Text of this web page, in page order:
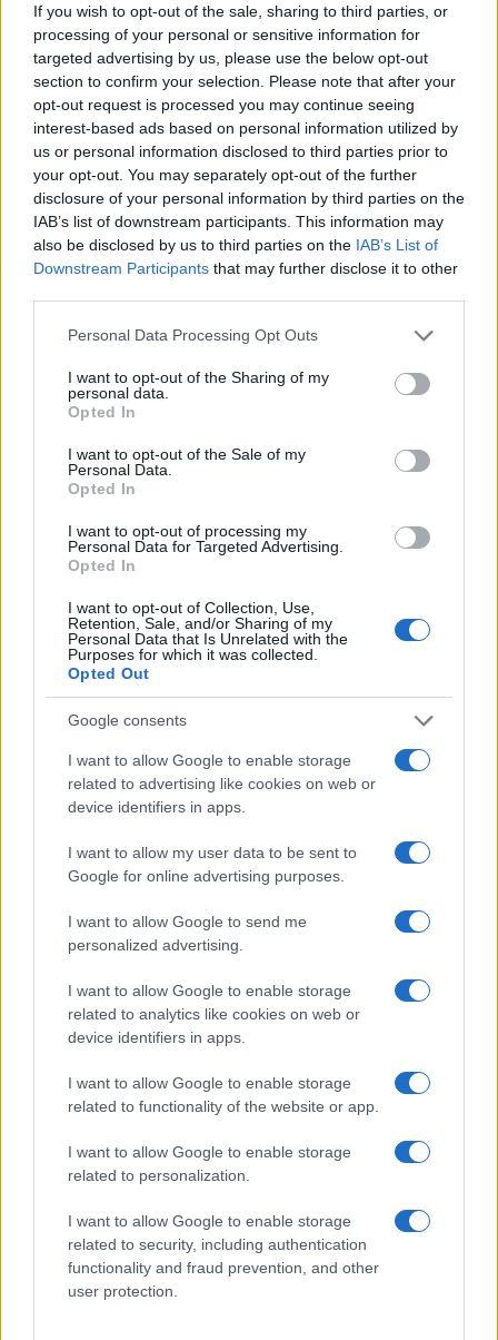
If you wish to opt-out of the sale, sharing to third parties, or
processing of your personal or sensitive information for
targeted advertising by us, please use the below opt-out
section to confirm your selection. Please note that after your
opt-out request is processed you may continue seeing
interest-based ads based on personal information utilized by
us or personal information disclosed to third parties prior to
your opt-out. You may separately opt-out of the further
disclosure of your personal information by third parties on the
IAB’s list of downstream participants. This information may
also be disclosed by us to third parties on the IAB’s List of
Downstream Participants that may further disclose it to other
Please note that this website/app uses one or more Google
not limited to your visit or usage behaviour. You may click to
grant or deny consent to Google and its third-party tags to
use your data for below specified purposes in below Google
consent section.
Personal Data Processing Opt Outs
I want to opt-out of the Sharing of my
personal data.
Opted In
I want to opt-out of the Sale of my
Personal Data.
Opted In
I want to opt-out of processing my
Personal Data for Targeted Advertising.
Opted In
I want to opt-out of Collection, Use,
Retention, Sale, and/or Sharing of my
Personal Data that Is Unrelated with the
Purposes for which it was collected.
Opted Out
Google consents
I want to allow Google to enable storage
related to advertising like cookies on web or
device identifiers in apps.
I want to allow my user data to be sent to
Google for online advertising purposes.
I want to allow Google to send me
personalized advertising.
I want to allow Google to enable storage
related to analytics like cookies on web or
device identifiers in apps.
I want to allow Google to enable storage
related to functionality of the website or app.
I want to allow Google to enable storage
related to personalization.
I want to allow Google to enable storage
related to security, including authentication
functionality and fraud prevention, and other
user protection.